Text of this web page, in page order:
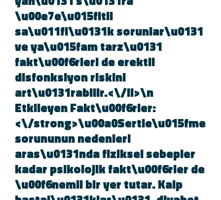
\u00e7e\u015fitli
sa\u011fl\u0131k
ve ya\u015fam tarz\u0131
fakt\u00f6rleri de erektil
disfonksiyon riskini
art\u0131rabilir.<\/li>\n
Etkileyen Fakt\u00f6rler:
<\/
sorununun nedenleri
aras\u0131nda fiziksel sebepler
kadar psikolojik fakt\u00f6rler
\u00f6nemli bir yer tutar. Kalp